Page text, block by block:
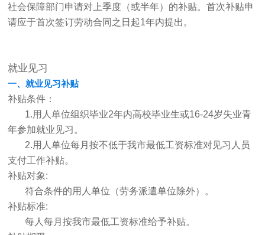
社会保障部门申请对上季度（或半年）的补贴。首次补贴申
请应于首次签订劳动合同之日起1年内提出。
就业见习
一、就业见习补贴
补贴条件：
1.用人单位组织毕业2年内高校毕业生或16-24岁失业青
年参加就业见习。
2.用人单位每月按不低于我市最低工资标准对见习人员
支付工作补贴。
补贴对象:
符合条件的用人单位（劳务派遣单位除外）。
补贴标准:
每人每月按我市最低工资标准给予补贴。